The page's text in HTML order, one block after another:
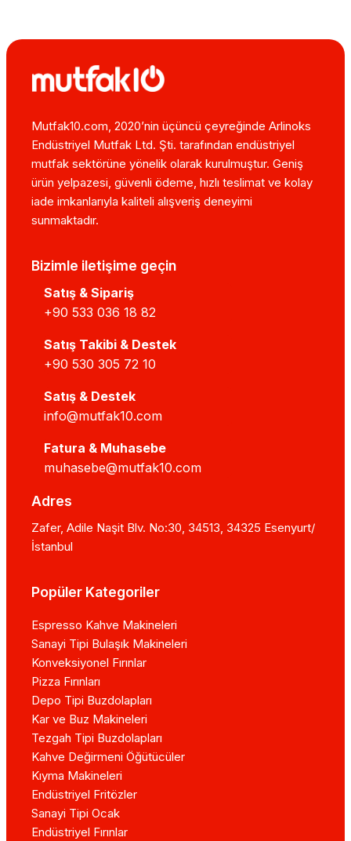
Mutfak10.com, 2020’nin üçüncü çeyreğinde Arlinoks
Endüstriyel Mutfak Ltd. Şti. tarafından endüstriyel
mutfak sektörüne yönelik olarak kurulmuştur. Geniş
ürün yelpazesi, güvenli ödeme, hızlı teslimat ve kolay
iade imkanlarıyla kaliteli alışveriş deneyimi
sunmaktadır.
Bizimle iletişime geçin
Satış & Sipariş
+90 533 036 18 82
Satış Takibi & Destek
+90 530 305 72 10
Satış & Destek
info@mutfak10.com
Fatura & Muhasebe
muhasebe@mutfak10.com
Adres
Zafer, Adile Naşit Blv. No:30, 34513, 34325 Esenyurt/
İstanbul
Popüler Kategoriler
Espresso Kahve Makineleri
Sanayi Tipi Bulaşık Makineleri
Konveksiyonel Fırınlar
Pizza Fırınları
Depo Tipi Buzdolapları
Kar ve Buz Makineleri
Tezgah Tipi Buzdolapları
Kahve Değirmeni Öğütücüler
Kıyma Makineleri
Endüstriyel Fritözler
Sanayi Tipi Ocak
Endüstriyel Fırınlar